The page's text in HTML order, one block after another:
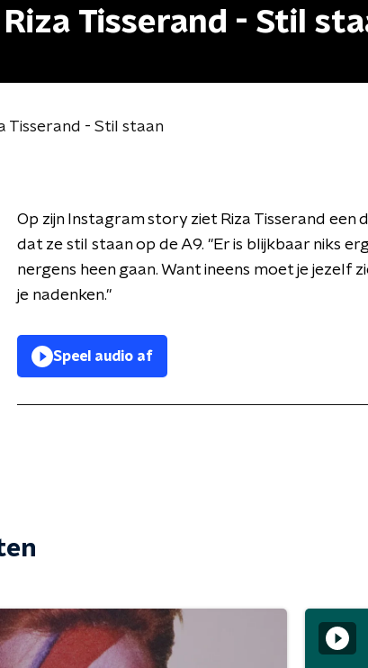
Tisserand - Stil
Tisserand - Stil staan
Op zijn Instagram story ziet Riza Tisserand een
dat ze stil staan op de A9. ''Er is blijkbaar niks
nergens heen gaan. Want ineens moet je jezelf
je nadenken.''
Speel audio af